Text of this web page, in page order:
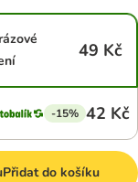
49 Kč
-15% 42 Kč
Přidat do košíku